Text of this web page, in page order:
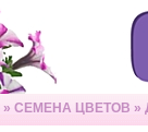
» СЕМЕНА ЦВЕТОВ »